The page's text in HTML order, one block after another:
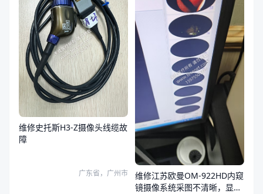
维修史托斯H3-Z摄像头线缆故
障
广东省，广州市
维修江苏欧曼OM-922HD内窥
镜摄像系统采图不清晰，显示